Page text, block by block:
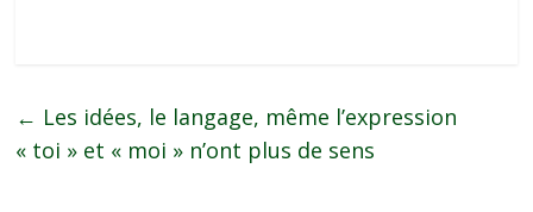
← Les idées, le langage, même l’expression
« toi » et « moi » n’ont plus de sens